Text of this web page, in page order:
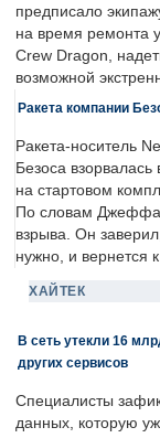
предписало
на время ремонта
Crew Dragon,
возможной
Ракета компании
Ракета-носитель
Безоса
на стартовом
По словам Джеффа
взрыва. Он
нужно, и вернется
ХАЙТЕК
В сеть утекли 16
других сервисов
Специалисты
данных, которую